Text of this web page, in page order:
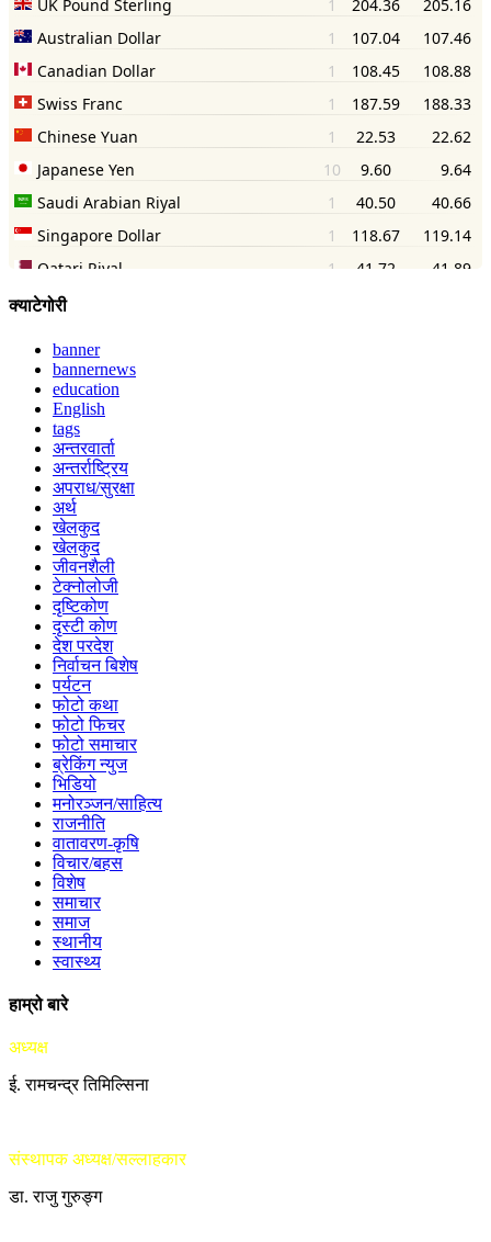
क्याटेगोरी
banner
bannernews
education
English
tags
अन्तरवार्ता
अन्तर्राष्ट्रिय
अपराध/सुरक्षा
अर्थ
खेलकुद
खेलकुद
जीवनशैली
टेक्नोलोजी
दृष्टिकोण
दृस्टी कोण
देश परदेश
निर्वाचन बिशेष
पर्यटन
फोटो कथा
फोटो फिचर
फोटो समाचार
ब्रेकिंग न्युज
भिडियो
मनोरञ्जन/साहित्य
राजनीति
वातावरण-कृषि
विचार/बहस
विशेष
समाचार
समाज
स्थानीय
स्वास्थ्य
हाम्रो बारे
अध्यक्ष
ई. रामचन्द्र तिमिल्सिना
संस्थापक अध्यक्ष/सल्लाहकार
डा. राजु गुरुङ्ग